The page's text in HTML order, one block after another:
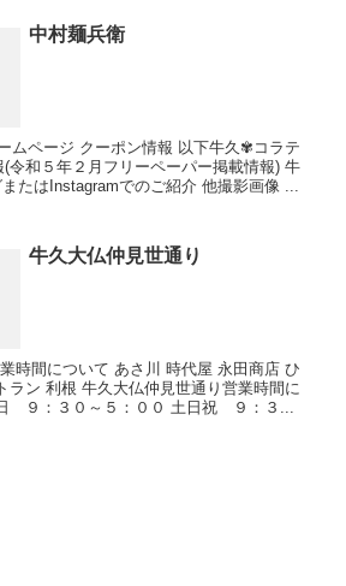
中村麺兵衛
ムページ クーポン情報 以下牛久✾コラテ
(令和５年２月フリーペーパー掲載情報) 牛
たはInstagramでのご紹介 他撮影画像 ...
牛久大仏仲見世通り
時間について あさ川 時代屋 永田商店 ひ
ラン 利根 牛久大仏仲見世通り営業時間に
９：３０～５：００ 土日祝 ９：３...